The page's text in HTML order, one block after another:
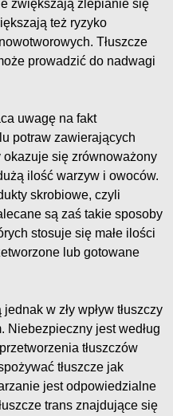
zwiększają zlepianie się
też ryzyko
Tłuszcze
prowadzić do nadwagi
uwagę na fakt
potraw zawierających
okazuje się zrównoważony
ilość warzyw i owoców.
skrobiowe, czyli
są zaś takie sposoby
stosuje się małe ilości
lub gotowane
w zły wpływ tłuszczy
Niebezpieczny jest według
tłuszczów
tłuszcze jak
jest odpowiedzialne
trans znajdujące się